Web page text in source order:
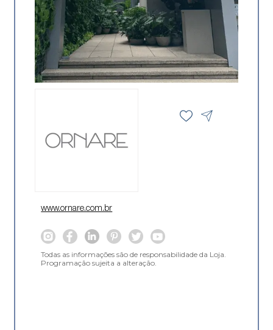
www.ornare.com.br
Todas as informações são de responsabilidade da Loja.
Programação sujeita a alteração.